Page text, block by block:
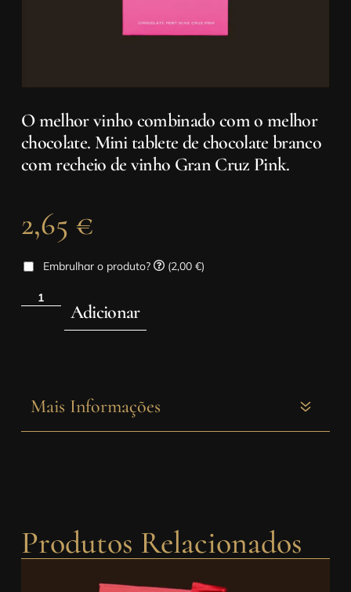
O melhor vinho combinado com o melhor
chocolate. Mini tablete de chocolate branco
com recheio de vinho Gran Cruz Pink.
2,65 €
Embrulhar o produto? (2,00 €)
Adicionar
Mais Informações
Produtos Relacionados